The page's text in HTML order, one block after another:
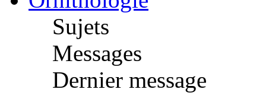
Sujets
Messages
Dernier message